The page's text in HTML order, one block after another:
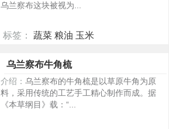
乌兰察布这块被视为...
标签： 蔬菜 粮油 玉米
乌兰察布牛角梳
介绍： 乌兰察布的牛角梳是以草原牛角为原
料，采用传统的工艺手工精心制作而成。据
《本草纲目》载：“...